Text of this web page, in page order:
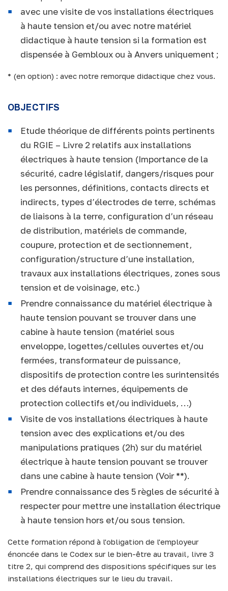
avec une visite de vos installations électriques
à haute tension et/ou avec notre matériel
didactique à haute tension si la formation est
dispensée à Gembloux ou à Anvers uniquement ;
* (en option) : avec notre remorque didactique chez vous.
OBJECTIFS
Etude théorique de différents points pertinents
du RGIE – Livre 2 relatifs aux installations
électriques à haute tension (Importance de la
sécurité, cadre législatif, dangers/risques pour
les personnes, définitions, contacts directs et
indirects, types d’électrodes de terre, schémas
de liaisons à la terre, configuration d’un réseau
de distribution, matériels de commande,
coupure, protection et de sectionnement,
configuration/structure d’une installation,
travaux aux installations électriques, zones sous
tension et de voisinage, etc.)
Prendre connaissance du matériel électrique à
haute tension pouvant se trouver dans une
cabine à haute tension (matériel sous
enveloppe, logettes/cellules ouvertes et/ou
fermées, transformateur de puissance,
dispositifs de protection contre les surintensités
et des défauts internes, équipements de
protection collectifs et/ou individuels, …)
Visite de vos installations électriques à haute
tension avec des explications et/ou des
manipulations pratiques (2h) sur du matériel
électrique à haute tension pouvant se trouver
dans une cabine à haute tension (Voir **).
Prendre connaissance des 5 règles de sécurité à
respecter pour mettre une installation électrique
à haute tension hors et/ou sous tension.
Cette formation répond à l'obligation de l'employeur
énoncée dans le Codex sur le bien-être au travail, livre 3
titre 2, qui comprend des dispositions spécifiques sur les
installations électriques sur le lieu du travail.